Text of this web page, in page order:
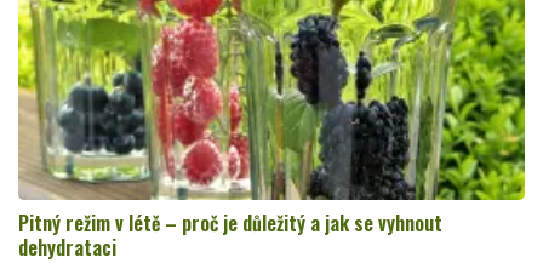
Pitný režim v létě – proč je důležitý a jak se vyhnout
dehydrataci